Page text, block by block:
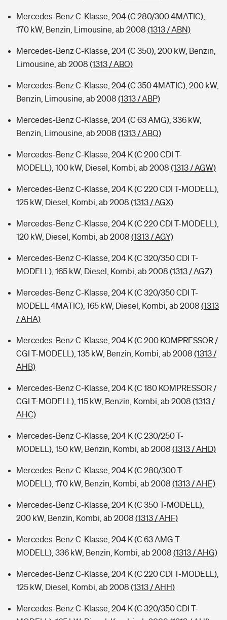
Mercedes-Benz C-Klasse, 204 (C 280/300 4MATIC),
170 kW, Benzin, Limousine, ab 2008 (1313 / ABN)
Mercedes-Benz C-Klasse, 204 (C 350), 200 kW, Benzin,
Limousine, ab 2008 (1313 / ABO)
Mercedes-Benz C-Klasse, 204 (C 350 4MATIC), 200 kW,
Benzin, Limousine, ab 2008 (1313 / ABP)
Mercedes-Benz C-Klasse, 204 (C 63 AMG), 336 kW,
Benzin, Limousine, ab 2008 (1313 / ABQ)
Mercedes-Benz C-Klasse, 204 K (C 200 CDI T-
MODELL), 100 kW, Diesel, Kombi, ab 2008 (1313 / AGW)
Mercedes-Benz C-Klasse, 204 K (C 220 CDI T-MODELL),
125 kW, Diesel, Kombi, ab 2008 (1313 / AGX)
Mercedes-Benz C-Klasse, 204 K (C 220 CDI T-MODELL),
120 kW, Diesel, Kombi, ab 2008 (1313 / AGY)
Mercedes-Benz C-Klasse, 204 K (C 320/350 CDI T-
MODELL), 165 kW, Diesel, Kombi, ab 2008 (1313 / AGZ)
Mercedes-Benz C-Klasse, 204 K (C 320/350 CDI T-
MODELL 4MATIC), 165 kW, Diesel, Kombi, ab 2008 (1313
/ AHA)
Mercedes-Benz C-Klasse, 204 K (C 200 KOMPRESSOR /
CGI T-MODELL), 135 kW, Benzin, Kombi, ab 2008 (1313 /
AHB)
Mercedes-Benz C-Klasse, 204 K (C 180 KOMPRESSOR /
CGI T-MODELL), 115 kW, Benzin, Kombi, ab 2008 (1313 /
AHC)
Mercedes-Benz C-Klasse, 204 K (C 230/250 T-
MODELL), 150 kW, Benzin, Kombi, ab 2008 (1313 / AHD)
Mercedes-Benz C-Klasse, 204 K (C 280/300 T-
MODELL), 170 kW, Benzin, Kombi, ab 2008 (1313 / AHE)
Mercedes-Benz C-Klasse, 204 K (C 350 T-MODELL),
200 kW, Benzin, Kombi, ab 2008 (1313 / AHF)
Mercedes-Benz C-Klasse, 204 K (C 63 AMG T-
MODELL), 336 kW, Benzin, Kombi, ab 2008 (1313 / AHG)
Mercedes-Benz C-Klasse, 204 K (C 220 CDI T-MODELL),
125 kW, Diesel, Kombi, ab 2008 (1313 / AHH)
Mercedes-Benz C-Klasse, 204 K (C 320/350 CDI T-